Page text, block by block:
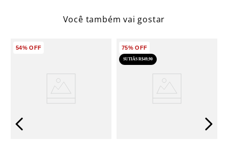
Você também vai gostar
54%OFF 75%OFF
SUTIÃS R$49,90